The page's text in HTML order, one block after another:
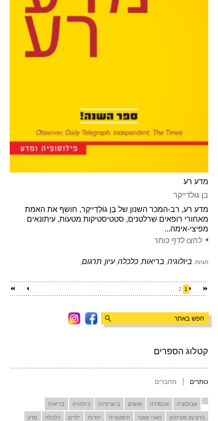
קטלוג הספרים
כותרים מחברים
אבולוציה אכסדרה אנשים ביוגרפיות ביולוגיה בריאות
ג'רונימו סטילטון הארי פוטר היסטוריה יהדות ילדים כלכלה מדע
מדע רע
בן גולדייקר
מדע רע, רב-המכר השנון של בֶּן גוֹלְדֵייקֶר, חושף את האמת
מאחורי רופאים שרלטנים, סטטיסטיקות מטעות, עיתונאים
מפיצי-אימה...
לחצו לדף כותר
תגיות: ביולוגיה בריאות כלכלה ,עיון תרגום
1
2